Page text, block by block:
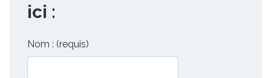
ici :
Nom : (requis)